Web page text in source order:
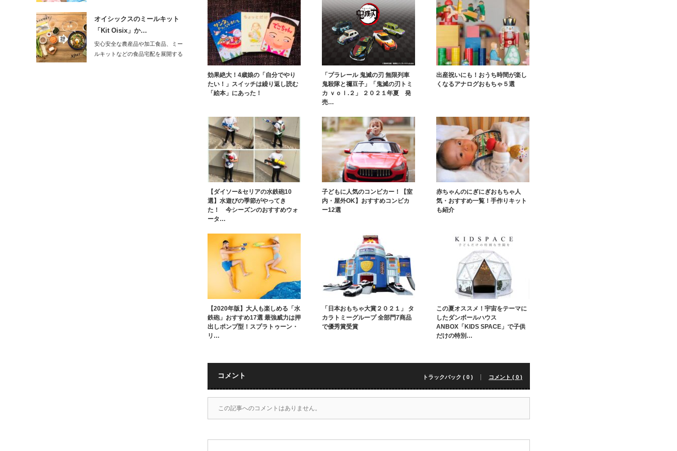
効果絶大！4歳娘の「自分でやり
たい！」スイッチは繰り返し読む
「絵本」にあった！
「プラレール 鬼滅の刃 無限列車
鬼殺隊と禰豆子」「鬼滅の刃トミ
カ ｖｏｌ.２」 ２０２１年夏 発
売…
出産祝いにも！おうち時間が楽し
くなるアナログおもちゃ５選
【ダイソー&セリアの水鉄砲10
選】水遊びの季節がやってき
た！ 今シーズンのおすすめウォ
ータ…
子どもに人気のコンビカー！【室
内・屋外OK】おすすめコンビカ
ー12選
赤ちゃんのにぎにぎおもちゃ人
気・おすすめ一覧！手作りキット
も紹介
【2020年版】大人も楽しめる「水
鉄砲」おすすめ17選 最強威力は押
出しポンプ型！スプラトゥーン・
リ…
「日本おもちゃ大賞２０２１」 タ
カラトミーグループ 全部門7商品
で優秀賞受賞
この夏オススメ！宇宙をテーマに
したダンボールハウス
ANBOX「KIDS SPACE」で子供
だけの特別…
コメント トラックバック ( 0 ) コメント ( 0 )
この記事へのコメントはありません。
オイシックスのミールキット
「Kit Oisix」か…
安心安全な農産品や加工食品、ミー
ルキットなどの食品宅配を展開する